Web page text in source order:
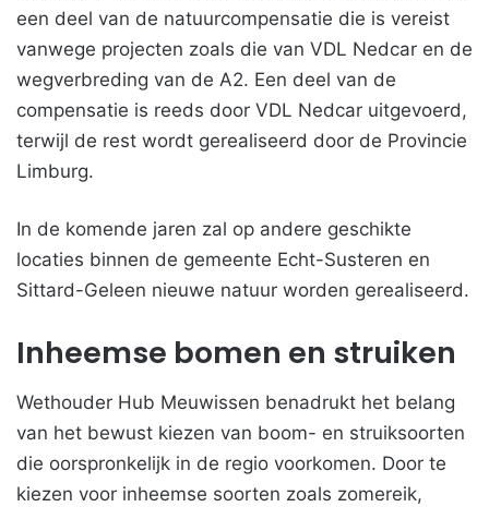
een deel van de natuurcompensatie die is vereist
vanwege projecten zoals die van VDL Nedcar en de
wegverbreding van de A2. Een deel van de
compensatie is reeds door VDL Nedcar uitgevoerd,
terwijl de rest wordt gerealiseerd door de Provincie
Limburg.
In de komende jaren zal op andere geschikte
locaties binnen de gemeente Echt-Susteren en
Sittard-Geleen nieuwe natuur worden gerealiseerd.
Inheemse bomen en struiken
Wethouder Hub Meuwissen benadrukt het belang
van het bewust kiezen van boom- en struiksoorten
die oorspronkelijk in de regio voorkomen. Door te
kiezen voor inheemse soorten zoals zomereik,